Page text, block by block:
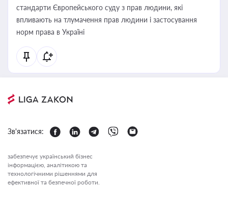
стандарти Європейського суду з прав людини, які
впливають на тлумачення прав людини і застосування
норм права в Україні
Зв'язатися:
забезпечує український бізнес
інформацією, аналітикою та
технологічними рішеннями для
ефективної та безпечної роботи.